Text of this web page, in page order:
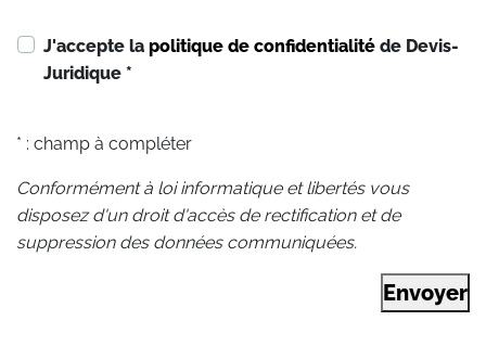
J'accepte la politique de confidentialité de Devis-
Juridique *
* : champ à compléter
Conformément à loi informatique et libertés vous
disposez d'un droit d'accès de rectification et de
suppression des données communiquées.
Envoyer